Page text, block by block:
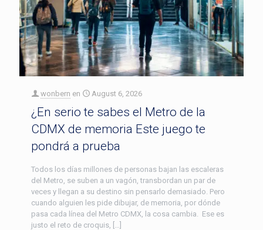
wonbern en August 6, 2026
¿En serio te sabes el Metro de la
CDMX de memoria Este juego te
pondrá a prueba
Todos los días millones de personas bajan las escaleras
del Metro, se suben a un vagón, transbordan un par de
veces y llegan a su destino sin pensarlo demasiado. Pero
cuando alguien les pide dibujar, de memoria, por dónde
pasa cada línea del Metro CDMX, la cosa cambia. Ese es
justo el reto de croquis, […]